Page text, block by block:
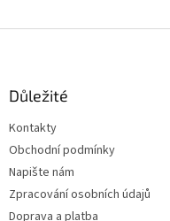
Důležité
Kontakty
Obchodní podmínky
Napište nám
Zpracování osobních údajů
Doprava a platba